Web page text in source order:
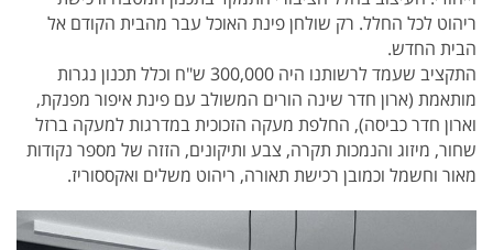
ריהוט לכל החלל. רק שולחן פינת האוכל עבר מהבית הקודם אל
הבית החדש.
התקציב שעמד לרשותנו היה 300,000 ש"ח וכלל תכנון נגרות
מותאמת (ארון חדר שינה הורים המשולב עם פינת איפור מפנקת,
וארון חדר כביסה), החלפת מעקה הזכוכית במדרגות למעקה ברזל
שחור, מיזוג והנמכות תקרה, צבע ותיקונים, הזזה של מספר נקודות
מאור וחשמל וכמובן רכישת תאורה, ריהוט משלים ואקססוריז.